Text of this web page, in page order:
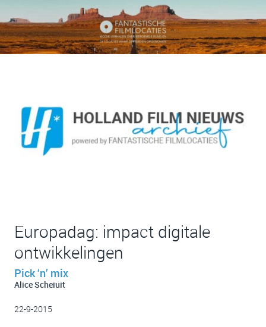
Europadag: impact digitale
ontwikkelingen
Pick ‘n’ mix
Alice Scheiuit
22-9-2015